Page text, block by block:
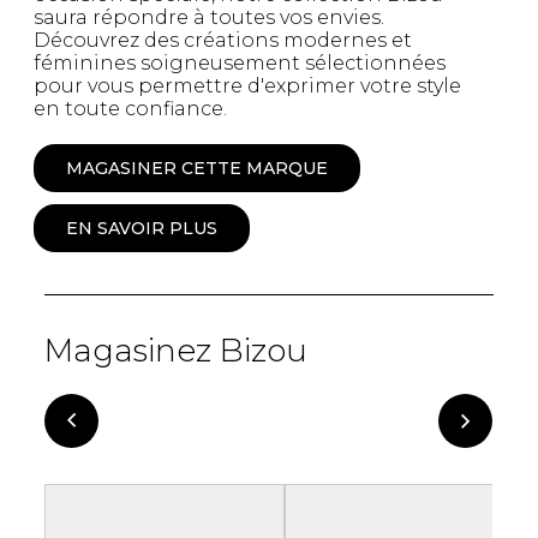
saura répondre à toutes vos envies.
Découvrez des créations modernes et
féminines soigneusement sélectionnées
pour vous permettre d'exprimer votre style
en toute confiance.
MAGASINER CETTE MARQUE
EN SAVOIR PLUS
Magasinez Bizou